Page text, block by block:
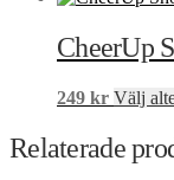
CheerUp
249 kr Välj
Relaterade